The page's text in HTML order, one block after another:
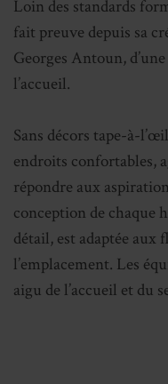
Loin des standards
fait preuve depuis sa
Georges Antoun,
l’accueil.
Sans décors tape-à-
endroits confortables,
répondre aux
conception de chaque
détail, est adaptée
l’emplacement. Les
aigu de l’accueil et du